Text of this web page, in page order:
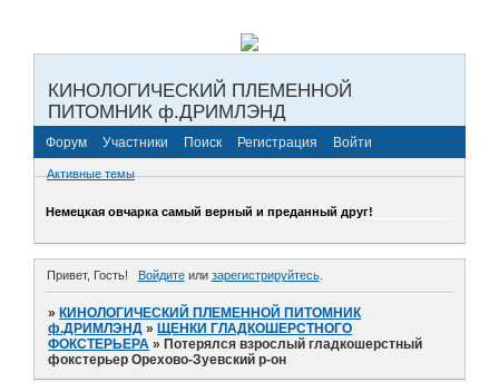
КИНОЛОГИЧЕСКИЙ ПЛЕМЕННОЙ
ПИТОМНИК ф.ДРИМЛЭНД
Форум Участники Поиск Регистрация Войти
Активные темы
Немецкая овчарка самый верный и преданный друг!
Привет, Гость! Войдитеили зарегистрируйтесь.
» КИНОЛОГИЧЕСКИЙ ПЛЕМЕННОЙ ПИТОМНИК
ф.ДРИМЛЭНД » ЩЕНКИ ГЛАДКОШЕРСТНОГО
ФОКСТЕРЬЕРА » Потерялся взрослый гладкошерстный
фокстерьер Орехово-Зуевский р-он